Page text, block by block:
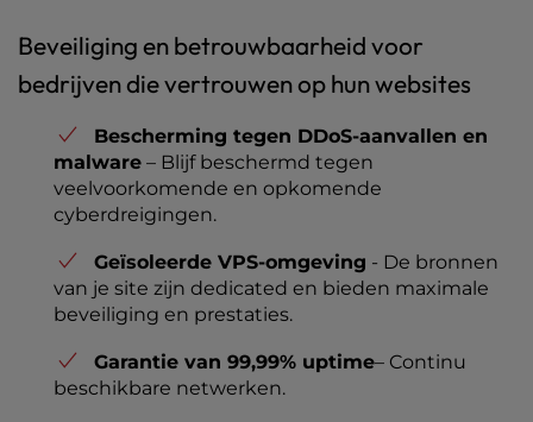
Beveiliging en betrouwbaarheid voor
bedrijven die vertrouwen op hun websites
Bescherming tegen DDoS-aanvallen en
malware – Blijf beschermd tegen
veelvoorkomende en opkomende
cyberdreigingen.
Geïsoleerde VPS-omgeving - De bronnen
van je site zijn dedicated en bieden maximale
beveiliging en prestaties.
Garantie van 99,99% uptime– Continu
beschikbare netwerken.